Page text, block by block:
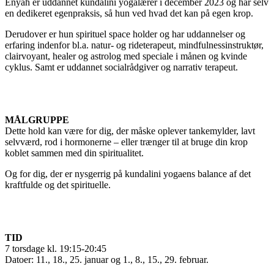
Enyah er uddannet kundalini yogalærer i december 2023 og har selv
en dedikeret egenpraksis, så hun ved hvad det kan på egen krop.
Derudover er hun spirituel space holder og har uddannelser og
erfaring indenfor bl.a. natur- og rideterapeut, mindfulnessinstruktør,
clairvoyant, healer og astrolog med speciale i månen og kvinde
cyklus. Samt er uddannet socialrådgiver og narrativ terapeut.
MÅLGRUPPE
Dette hold kan være for dig, der måske oplever tankemylder, lavt
selvværd, rod i hormonerne – eller trænger til at bruge din krop
koblet sammen med din spiritualitet.
Og for dig, der er nysgerrig på kundalini yogaens balance af det
kraftfulde og det spirituelle.
TID
7 torsdage kl. 19:15-20:45
Datoer: 11., 18., 25. januar og 1., 8., 15., 29. februar.